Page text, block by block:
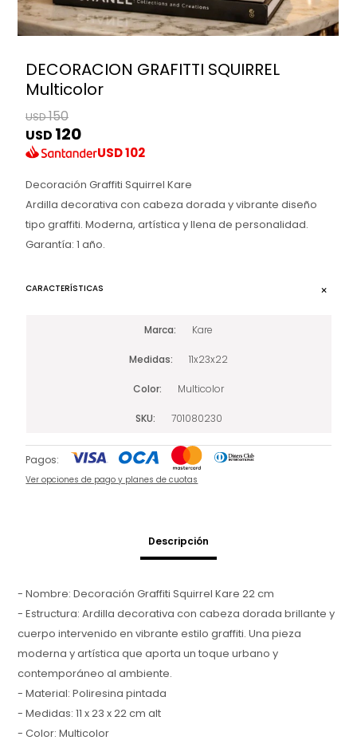
DECORACION GRAFITTI SQUIRREL
Multicolor
USD150
USD 120
USD102
Decoración Graffiti Squirrel Kare
Ardilla decorativa con cabeza dorada y vibrante diseño
tipo graffiti. Moderna, artística y llena de personalidad.
Garantía: 1 año.
CARACTERÍSTICAS
Marca Kare
Medidas 11x23x22
Color Multicolor
SKU 701080230
Pagos:
Ver opciones de pago y planes de cuotas
Descripción
- Nombre: Decoración Graffiti Squirrel Kare 22 cm
- Estructura: Ardilla decorativa con cabeza dorada brillante y
cuerpo intervenido en vibrante estilo graffiti. Una pieza
moderna y artística que aporta un toque urbano y
contemporáneo al ambiente.
- Material: Poliresina pintada
- Medidas: 11 x 23 x 22 cm alt
- Color: Multicolor